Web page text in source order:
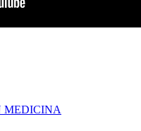
MEDICINA